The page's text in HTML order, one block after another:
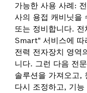
가능한 사용 사례:
사의 용접 캐비닛을
또는 정비합니다.
Smart" 서비스에 따
전력 전자장치 영역
니다. 그런 다음 전
솔루션을 가져오고,
다시 조정하고, 기